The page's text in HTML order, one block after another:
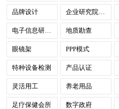
品牌设计 企业研究院建设
地质勘查
眼镜架 PPP模式
特种设备检测 产品认证
灵活用工 养老用品
足疗保健会所 数字政府